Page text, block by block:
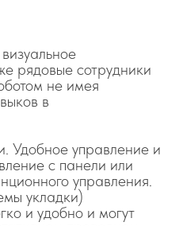
рядовые сотрудники
не имея
в
Удобное управление и
с панели или
управления.
укладки)
и удобно и могут